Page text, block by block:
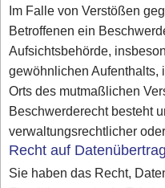
Im Falle von Verstößen
Betroffenen ein
Aufsichtsbehörde,
gewöhnlichen Aufenthalts,
Orts des mutmaßlichen
Beschwerderecht besteht
verwaltungsrechtlicher
Recht auf
Sie haben das Recht,